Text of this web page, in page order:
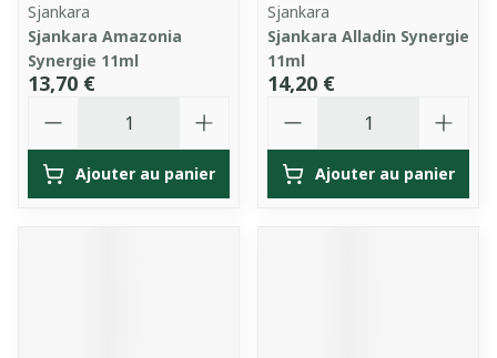
Sjankara
Sjankara Amazonia
Synergie 11ml
13,70 €
Ajouter au panier
Sjankara
Sjankara Alladin Synergie
11ml
14,20 €
Ajouter au panier